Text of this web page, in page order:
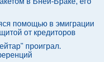
помощью в эмиграции
от кредиторов
проиграл.